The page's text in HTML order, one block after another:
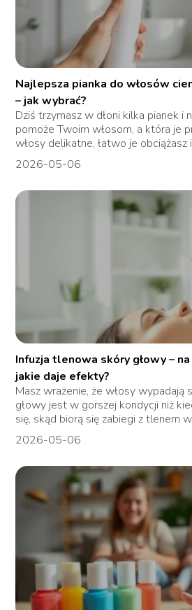
Najlepsza pianka do włosów
– jak wybrać?
Dziś trzymasz w dłoni kilka pianek i
pomoże Twoim włosom, a która je
włosy delikatne, łatwo je obciążasz
2026-05-06
Infuzja tlenowa skóry głowy –
jakie daje efekty?
Masz wrażenie, że włosy wypadają
głowy jest w gorszej kondycji niż
się, skąd biorą się zabiegi z tlenem
2026-05-06